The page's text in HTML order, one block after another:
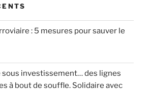
: 5 mesures pour sauver le
sous investissement… des lignes
à bout de souffle. Solidaire avec